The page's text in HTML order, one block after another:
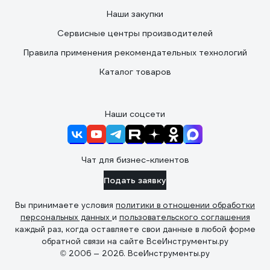
Наши закупки
Сервисные центры производителей
Правила применения рекомендательных технологий
Каталог товаров
Наши соцсети
Чат для бизнес-клиентов
Подать заявку
Вы принимаете условия политики в отношении обработки
персональных данных и пользовательского соглашения
каждый раз, когда оставляете свои данные в любой форме
обратной связи на сайте ВсеИнструменты.ру
© 2006 — 2026. ВсеИнструменты.ру